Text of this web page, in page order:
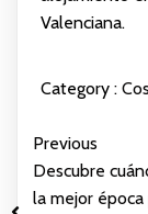
Valenciana.
Category :
Previous
Descubre
la mejor época